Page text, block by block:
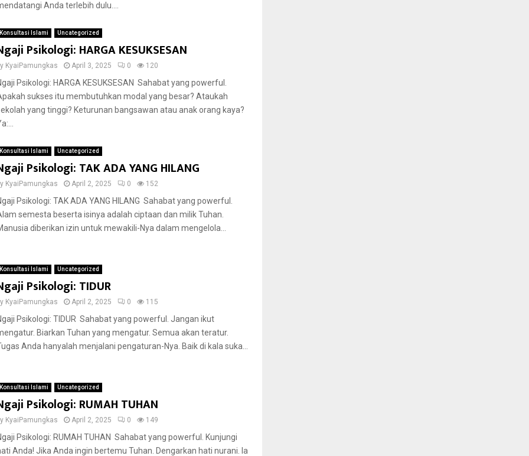
Anda terlebih dulu....
Konsultasi Islami Uncategorized
Psikologi: HARGA KESUKSESAN
KyaiPamungkas April 3, 2025 0 120
Psikologi: HARGA KESUKSESAN Sahabat yang powerful.
sukses itu membutuhkan modal yang besar? Ataukah
yang tinggi? Keturunan bangsawan atau anak orang kaya?
Konsultasi Islami Uncategorized
Psikologi: TAK ADA YANG HILANG
KyaiPamungkas April 2, 2025 0 152
Psikologi: TAK ADA YANG HILANG Sahabat yang powerful.
semesta beserta isinya adalah ciptaan dan milik Tuhan.
diberikan izin untuk mewakili-Nya dalam mengelola...
Konsultasi Islami Uncategorized
Psikologi: TIDUR
KyaiPamungkas April 2, 2025 0 115
Psikologi: TIDUR Sahabat yang powerful. Jangan ikut
Biarkan Tuhan yang mengatur. Semua akan teratur.
Anda hanyalah menjalani pengaturan-Nya. Baik di kala suka...
Konsultasi Islami Uncategorized
Psikologi: RUMAH TUHAN
KyaiPamungkas April 2, 2025 0 149
Psikologi: RUMAH TUHAN Sahabat yang powerful. Kunjungi
Anda! Jika Anda ingin bertemu Tuhan. Dengarkan hati nurani. la